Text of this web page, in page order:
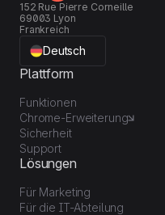
152 Rue Pierre Corneille
69003 Lyon
Frankreich
Deutsch
Plattform
Funktionen
Chrome-Erweiterung
Sicherheit
Support
Lösungen
Für Marketing
Für die IT-Abteilung